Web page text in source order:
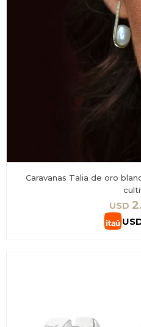
Caravanas Talia de oro
USD